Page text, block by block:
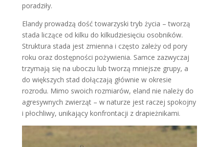
poradziły.
Elandy prowadzą dość towarzyski tryb życia – tworzą
stada liczące od kilku do kilkudziesięciu osobników.
Struktura stada jest zmienna i często zależy od pory
roku oraz dostępności pożywienia. Samce zazwyczaj
trzymają się na uboczu lub tworzą mniejsze grupy, a
do większych stad dołączają głównie w okresie
rozrodu. Mimo swoich rozmiarów, eland nie należy do
agresywnych zwierząt – w naturze jest raczej spokojny
i płochliwy, unikający konfrontacji z drapieżnikami.